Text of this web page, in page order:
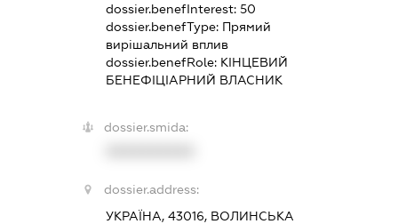
dossier.benefInterest:50
dossier.benefType: Прямий
вирішальний вплив
dossier.benefRole: КІНЦЕВИЙ
БЕНЕФІЦІАРНИЙ ВЛАСНИК
dossier.smida:
dossier.address:
УКРАЇНА, 43016, ВОЛИНСЬКА